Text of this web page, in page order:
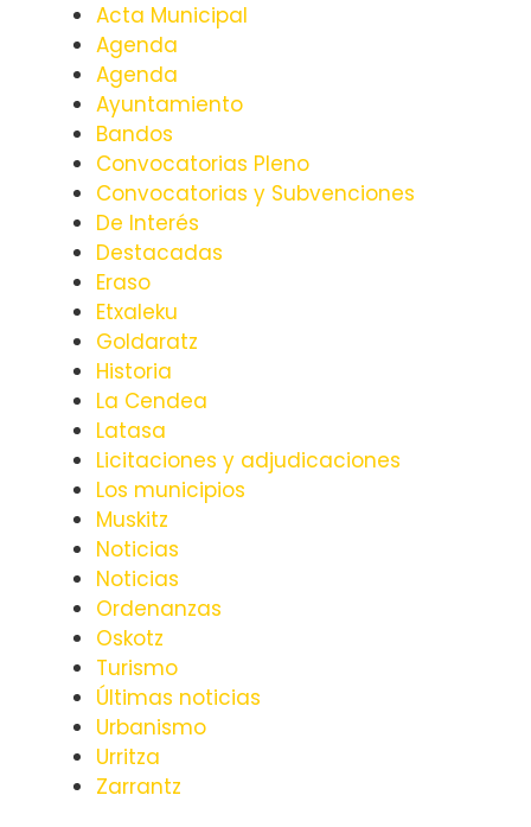
Acta Municipal
Agenda
Agenda
Ayuntamiento
Bandos
Convocatorias Pleno
Convocatorias y Subvenciones
De Interés
Destacadas
Eraso
Etxaleku
Goldaratz
Historia
La Cendea
Latasa
Licitaciones y adjudicaciones
Los municipios
Muskitz
Noticias
Noticias
Ordenanzas
Oskotz
Turismo
Últimas noticias
Urbanismo
Urritza
Zarrantz